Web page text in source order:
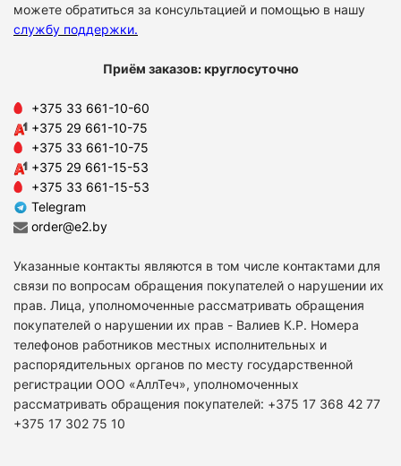
можете обратиться за консультацией и помощью в нашу
службу поддержки.
Приём заказов: круглосуточно
+375 33 661-10-60
+375 29 661-10-75
+375 33 661-10-75
+375 29 661-15-53
+375 33 661-15-53
Telegram
order@e2.by
Указанные контакты являются в том числе контактами для
связи по вопросам обращения покупателей о нарушении их
прав. Лица, уполномоченные рассматривать обращения
покупателей о нарушении их прав - Валиев К.Р. Номера
телефонов работников местных исполнительных и
распорядительных органов по месту государственной
регистрации ООО «АллТеч», уполномоченных
рассматривать обращения покупателей: +375 17 368 42 77
+375 17 302 75 10